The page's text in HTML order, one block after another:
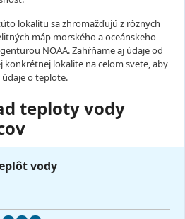
lokalitu sa zhromažďujú z rôznych
máp morského a oceánskeho
NOAA. Zahŕňame aj údaje od
konkrétnej lokalite na celom svete, aby
údaje o teplote.
teploty vody
vody